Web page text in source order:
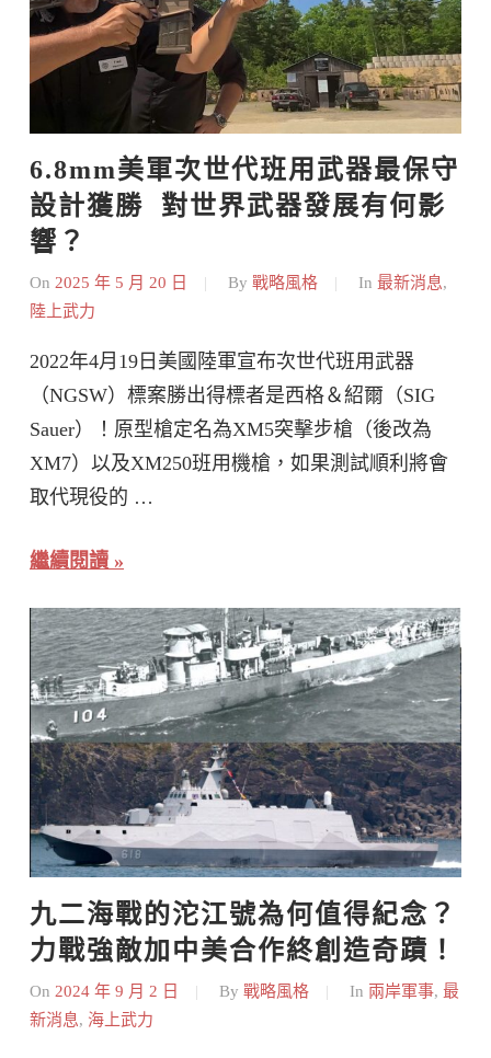
6.8mm美軍次世代班用武器最保守
設計獲勝  對世界武器發展有何影
響？
On 2025 年 5 月 20 日 By 戰略風格 In 最新消息,
陸上武力
2022年4月19日美國陸軍宣布次世代班用武器
（NGSW）標案勝出得標者是西格＆紹爾（SIG
Sauer）！原型槍定名為XM5突擊步槍（後改為
XM7）以及XM250班用機槍，如果測試順利將會
取代現役的 …
繼續閱讀
九二海戰的沱江號為何值得紀念？
力戰強敵加中美合作終創造奇蹟！
On 2024 年 9 月 2 日 By 戰略風格 In 兩岸軍事, 最
新消息, 海上武力